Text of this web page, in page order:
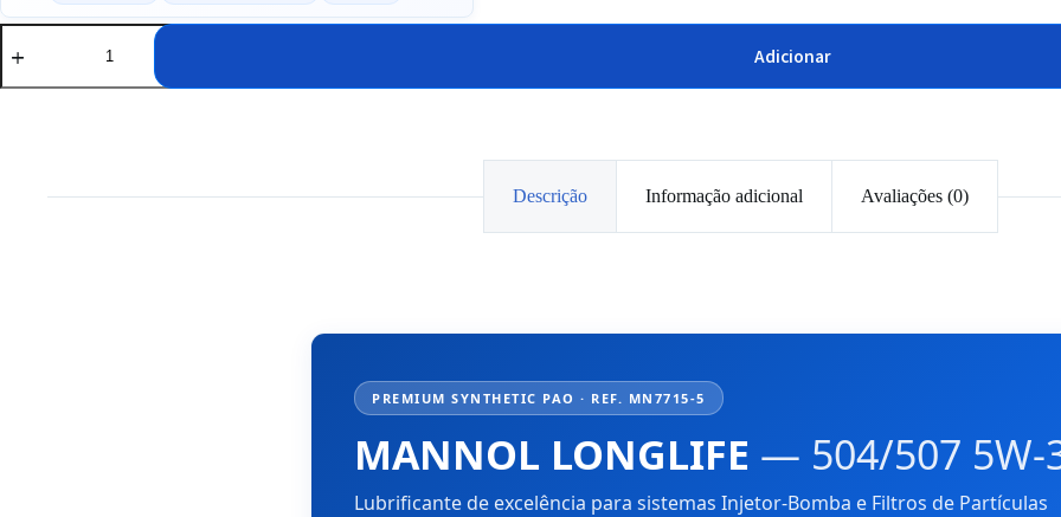
Quantidade
de
para
Adicionar
Descrição Informação adicional Avaliações (0)
PREMIUM SYNTHETIC PAO · REF. MN7715-5
MANNOL LONGLIFE — 504/507 5W-
Lubrificante de excelência para sistemas Injetor-Bomba e Filtros de Partículas